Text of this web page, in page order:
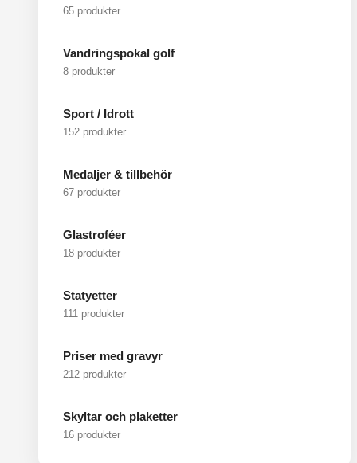
65 produkter
Vandringspokal golf
8 produkter
Sport / Idrott
152 produkter
Medaljer & tillbehör
67 produkter
Glastroféer
18 produkter
Statyetter
111 produkter
Priser med gravyr
212 produkter
Skyltar och plaketter
16 produkter